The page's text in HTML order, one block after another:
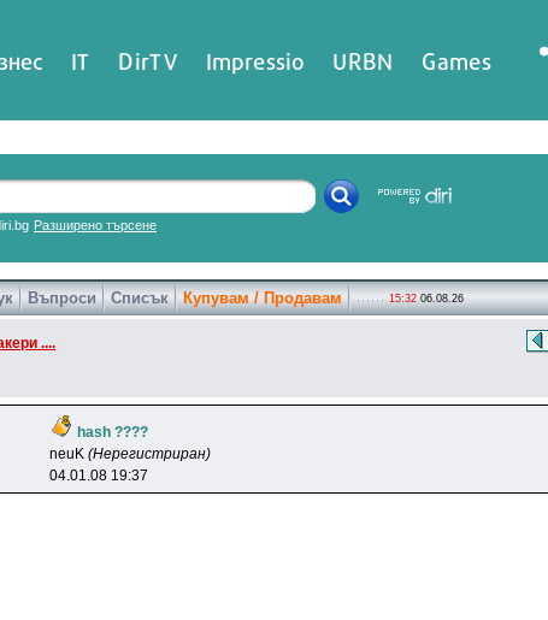
IT DirTV Impressio URBN Games
Разширено търсене
Въпроси Списък Купувам / Продавам 15:32 06.08.26
....
hash ????
neuK (Нерегистриран)
04.01.08 19:37